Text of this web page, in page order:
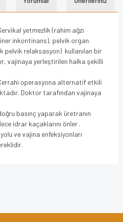
yetmezlik (rahim ağzı
inkontinans), pelvik organ
pelvik relaksasyon) kullanılan bir
vajinaya yerleştirilen halka şekilli
operasyona alternatif etkili
Doktor tarafından vajinaya
basınç yaparak üretranın
idrar kaçaklarını önler .
ve vajina enfeksiyonları